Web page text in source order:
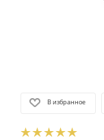
В избранное